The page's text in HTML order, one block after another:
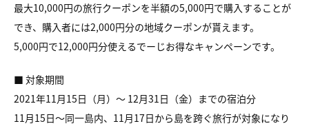
最大10,000円の旅行クーポンを半額の5,000円で購入することが
でき、購入者には2,000円分の地域クーポンが貰えます。
5,000円で12,000円分使えるでーじお得なキャンペーンです。
■ 対象期間
2021年11月15日（月）〜 12⽉31⽇（⾦）までの宿泊分
11月15日～同一島内、11月17日から島を跨ぐ旅行が対象になり